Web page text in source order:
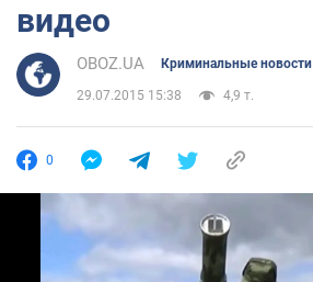
видео
OBOZ.UA Криминальные новости
29.07.2015 15:38 4,9 т.
0